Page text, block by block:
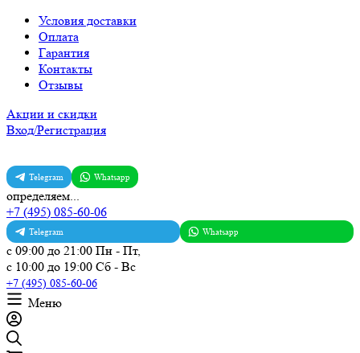
Условия доставки
Оплата
Гарантия
Контакты
Отзывы
Акции и скидки
Вход/Регистрация
Telegram Whatsapp
определяем...
+7 (495) 085-60-06
Telegram Whatsapp
с 09:00 до 21:00 Пн - Пт,
с 10:00 до 19:00 Сб - Вс
+7 (495) 085-60-06
Меню